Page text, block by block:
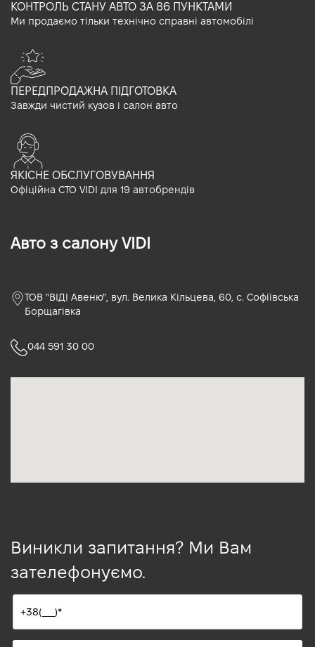
КОНТРОЛЬ СТАНУ АВТО ЗА 86 ПУНКТАМИ
Ми продаємо тільки технічно справні автомобілі
ПЕРЕДПРОДАЖНА ПІДГОТОВКА
Завжди чистий кузов і салон авто
ЯКІСНЕ ОБСЛУГОВУВАННЯ
Офіційна СТО VIDI для 19 автобрендів
Авто з салону VIDI
ТОВ "ВІДІ Авеню", вул. Велика Кільцева, 60, с. Софіївська
Борщагівка
044 591 30 00
Виникли запитання? Ми Вам
зателефонуємо.